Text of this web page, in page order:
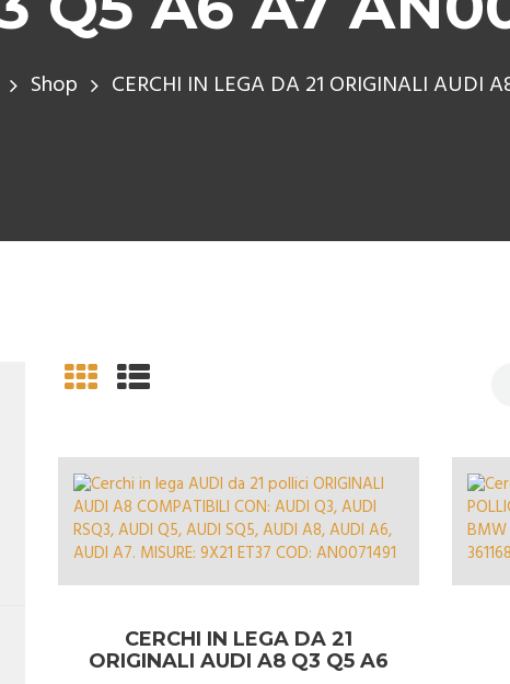
Shop CERCHI IN LEGA DA 21 ORIGINALI AUDI
CERCHI IN LEGA DA 21
ORIGINALI AUDI A8 Q3 Q5 A6